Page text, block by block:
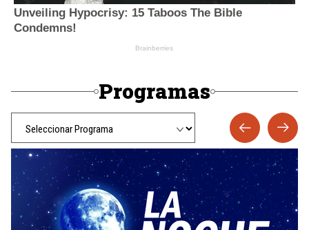
Programas